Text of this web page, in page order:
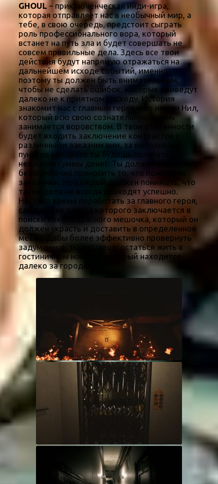
GHOUL – приключенческая инди-игра,
которая отправляет нас в необычный мир, а
тебе, в свою очередь, предстоит сыграть
роль профессионального вора, который
встанет на путь зла и будет совершать не
совсем правильные дела. Здесь все твои
действия будут напрямую отражаться на
дальнейшем исходе событий, именно
поэтому ты должен быть внимательным,
чтобы не сделать ошибок, которые приведут
далеко не к приятному исходу. История
знакомит нас с главным героем по имени Нил,
который всю свою сознательную жизнь
занимается воровством. В твои обязанности
будет входить заключение контрактов с
различными заказчиками, за выполнение
пунктов которого ты будешь получать
неплохие суммы денег. Ты должен вовремя и
безошибочно приносить то, что пожелали
заказчики. Но каждый должен понимать, что
такие дела не всегда проходят успешно.
Настало время поработать за главного героя,
следующая задача которого заключается в
поиски некого красного мешочка, который он
должен украсть и доставить в определенное
место. Дабы более эффективно провернуть
задуманное, ты решаешь остаться жить в
гостиничном номере, который находится
далеко за городом.